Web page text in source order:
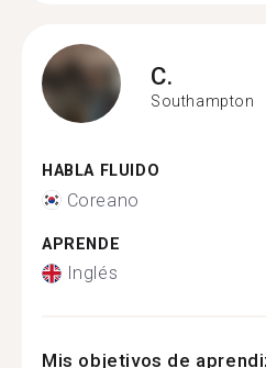
C.
Southampton
HABLA FLUIDO
Coreano
APRENDE
Inglés
Mis objetivos de